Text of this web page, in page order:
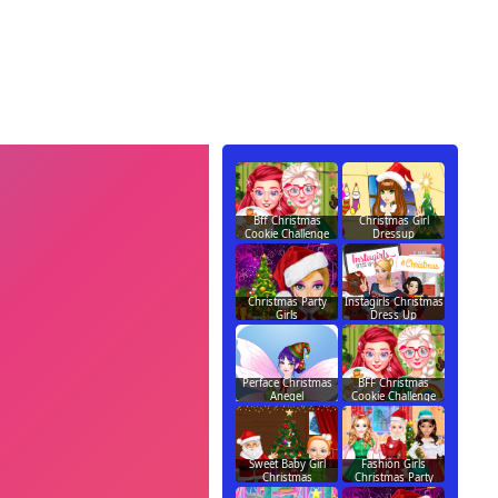
Bff Christmas
Cookie Challenge
Christmas Girl
Dressup
Christmas Party
Girls
Instagirls Christmas
Dress Up
Perface Christmas
Anegel
BFF Christmas
Cookie Challenge
Sweet Baby Girl
Christmas
Fashion Girls
Christmas Party